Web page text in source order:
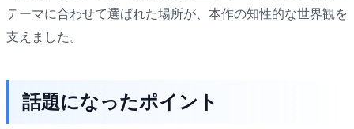
テーマに合わせて選ばれた場所が、本作の知性的な世界観を
支えました。
話題になったポイント